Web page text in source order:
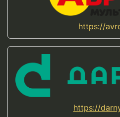
https://
https://